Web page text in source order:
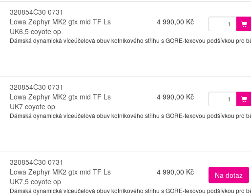
320854C30 0731
Lowa Zephyr MK2 gtx mid TF Ls
UK6,5 coyote op
4 990,00 Kč
Dámská dynamická víceúčelová obuv kotníkového střihu s GORE-texovou podšívkou pro
320854C30 0731
Lowa Zephyr MK2 gtx mid TF Ls
UK7 coyote op
4 990,00 Kč
Dámská dynamická víceúčelová obuv kotníkového střihu s GORE-texovou podšívkou pro
320854C30 0731
Lowa Zephyr MK2 gtx mid TF Ls
UK7,5 coyote op
4 990,00 Kč Na dotaz
Dámská dynamická víceúčelová obuv kotníkového střihu s GORE-texovou podšívkou pro